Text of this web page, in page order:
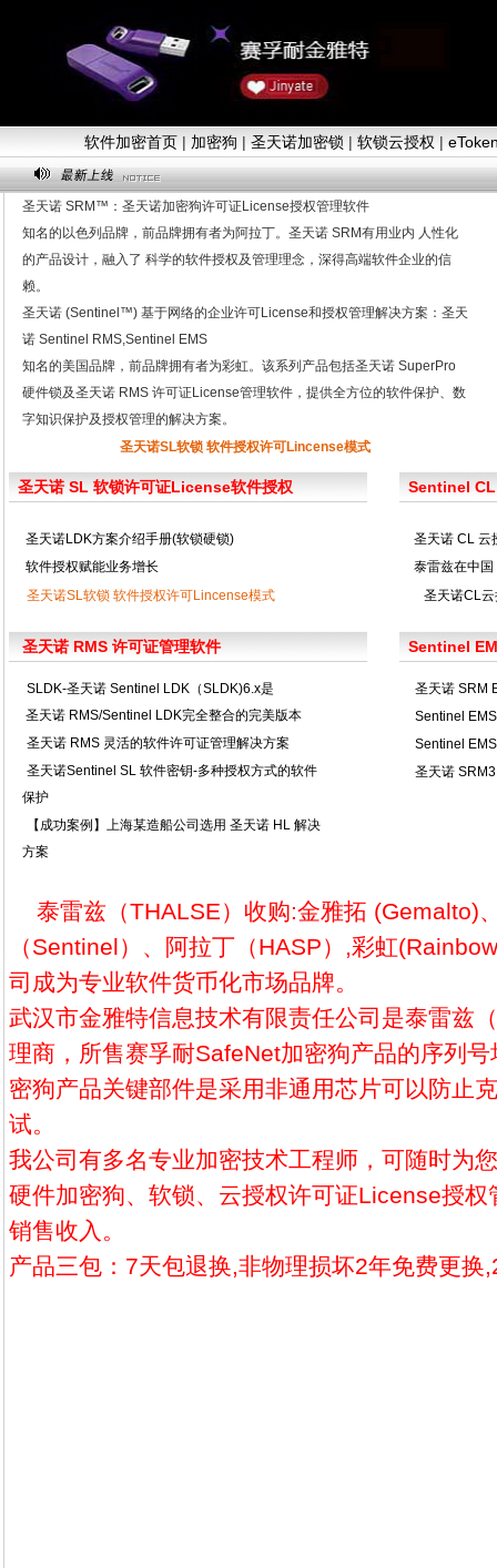
软件加密首页 | 加密狗 | 圣天诺加密锁 | 软锁云授权 |
圣天诺 SRM™：圣天诺加密狗许可证License授权管理软件
知名的以色列品牌，前品牌拥有者为阿拉丁。圣天诺 SRM有用业内 人性化
的产品设计，融入了 科学的软件授权及管理理念，深得高端软件企业的信
赖。
圣天诺 (Sentinel™) 基于网络的企业许可License和授权管理解决方案：圣天
诺 Sentinel RMS,Sentinel EMS
知名的美国品牌，前品牌拥有者为彩虹。该系列产品包括圣天诺 SuperPro
硬件锁及圣天诺 RMS 许可证License管理软件，提供全方位的软件保护、数
字知识保护及授权管理的解决方案。
圣天诺SL软锁 软件授权许可Lincense模式
圣天诺 SL 软锁许可证License软件授权 Sentinel CL
圣天诺LDK方案介绍手册(软锁硬锁)
软件授权赋能业务增长
圣天诺SL软锁 软件授权许可Lincense模式
圣天诺 CL 云
泰雷兹在中国
圣天诺CL
圣天诺 RMS 许可证管理软件 Sentinel
SLDK-圣天诺 Sentinel LDK（SLDK)6.x是
圣天诺 RMS/Sentinel LDK完全整合的完美版本
圣天诺 RMS 灵活的软件许可证管理解决方案
圣天诺Sentinel SL 软件密钥-多种授权方式的软件
保护
【成功案例】上海某造船公司选用 圣天诺 HL 解决
方案
圣天诺 SRM
Sentinel
Sentinel
圣天诺
泰雷兹（THALSE）收购:金雅拓 (Gemalto)
（Sentinel）、阿拉丁（HASP）,彩虹
司成为专业软件货币化市场品牌。
武汉市金雅特信息技术有限责任公司是泰雷兹
理商，所售赛孚耐SafeNet加密狗产品的序列
密狗产品关键部件是采用非通用芯片可以防止
试。
我公司有多名专业加密技术工程师，可随时为
硬件加密狗、软锁、云授权许可证License授
销售收入。
产品三包：7天包退换,非物理损坏2年免费更换